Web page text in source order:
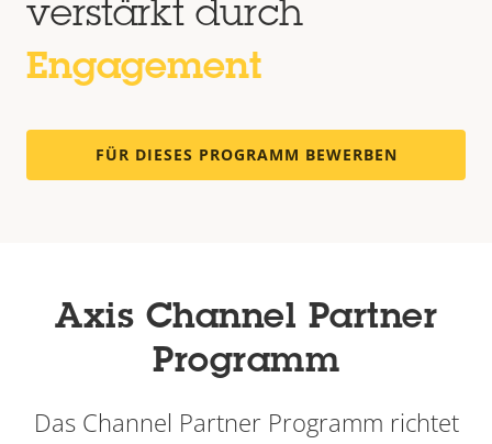
verstärkt durch
Engagement
FÜR DIESES PROGRAMM BEWERBEN
Axis Channel Partner
Programm
Das Channel Partner Programm richtet